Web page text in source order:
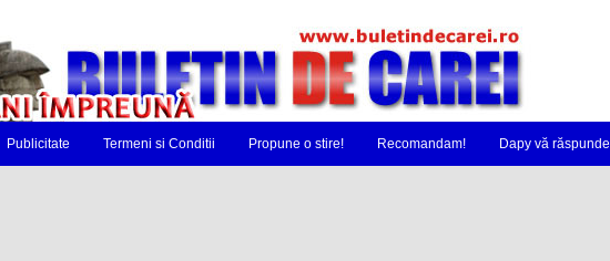
Publicitate Termeni si Conditii Propune o stire! Recomandam! Dapy vă răspunde